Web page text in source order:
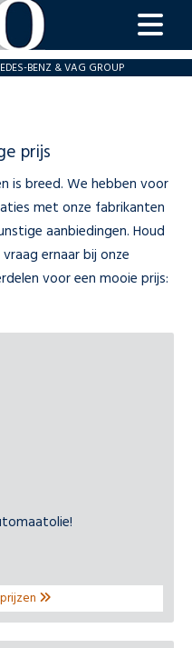
BENZ & VAG GROUP
prijs
is breed. We hebben voor
met onze fabrikanten
aanbiedingen. Houd
ernaar bij onze
voor een mooie prijs: